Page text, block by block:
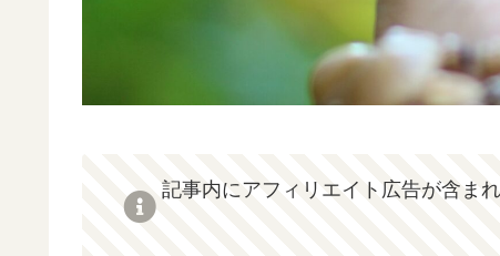
記事内にアフィリエイト広告が含まれ